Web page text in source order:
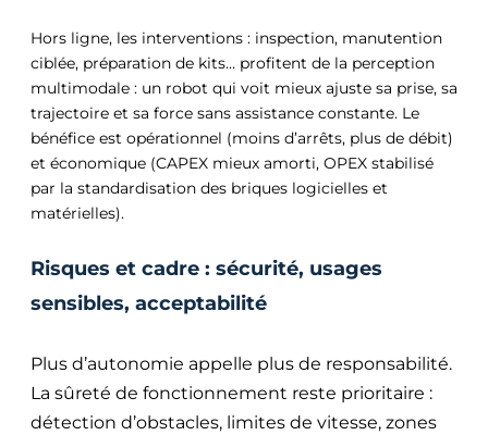
Hors ligne, les interventions : inspection, manutention
ciblée, préparation de kits… profitent de la perception
multimodale : un robot qui voit mieux ajuste sa prise, sa
trajectoire et sa force sans assistance constante. Le
bénéfice est opérationnel (moins d’arrêts, plus de débit)
et économique (CAPEX mieux amorti, OPEX stabilisé
par la standardisation des briques logicielles et
matérielles).
Risques et cadre : sécurité, usages
sensibles, acceptabilité
Plus d’autonomie appelle plus de responsabilité.
La sûreté de fonctionnement reste prioritaire :
détection d’obstacles, limites de vitesse, zones